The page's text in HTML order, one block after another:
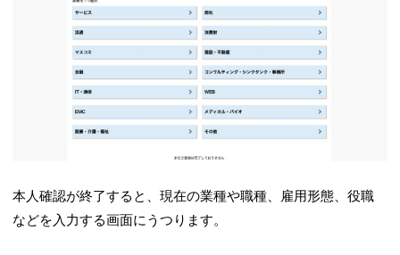
本人確認が終了すると、現在の業種や職種、雇用形態、役職
などを入力する画面にうつります。